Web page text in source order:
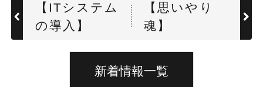
【ITシステム
の導入】
【思いやり
魂】
新着情報一覧